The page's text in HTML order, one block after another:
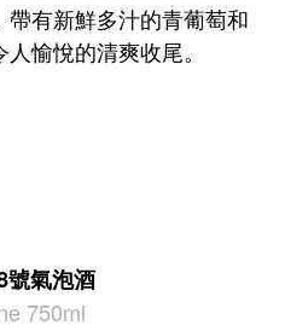
有新鮮多汁的青葡萄和
愉悅的清爽收尾。
氣泡酒
750ml